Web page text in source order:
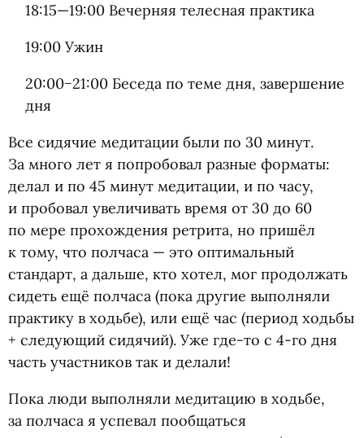
18:15—19:00Вечерняя телесная практика
19:00 Ужин
20:00−21:00 Беседа по теме дня, завершение
дня
Все сидячие медитации были по 30 минут.
За много лет я попробовал разные форматы:
делал и по 45 минут медитации, и по часу,
и пробовал увеличивать время от 30 до 60
по мере прохождения ретрита, но пришёл
к тому, что полчаса — это оптимальный
стандарт, а дальше, кто хотел, мог продолжать
сидеть ещё полчаса (пока другие выполняли
практику в ходьбе), или ещё час (период ходьбы
+ следующий сидячий). Уже где-то с 4-го дня
часть участников так и делали!
Пока люди выполняли медитацию в ходьбе,
за полчаса я успевал пообщаться